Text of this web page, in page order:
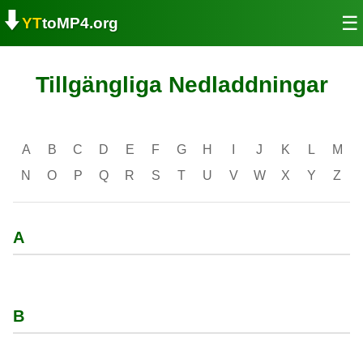
⬇️YTtoMP4.org ☰
Tillgängliga Nedladdningar
A B C D E F G H J K L
M
N
O P Q R S T U V W X Y Z
A
B